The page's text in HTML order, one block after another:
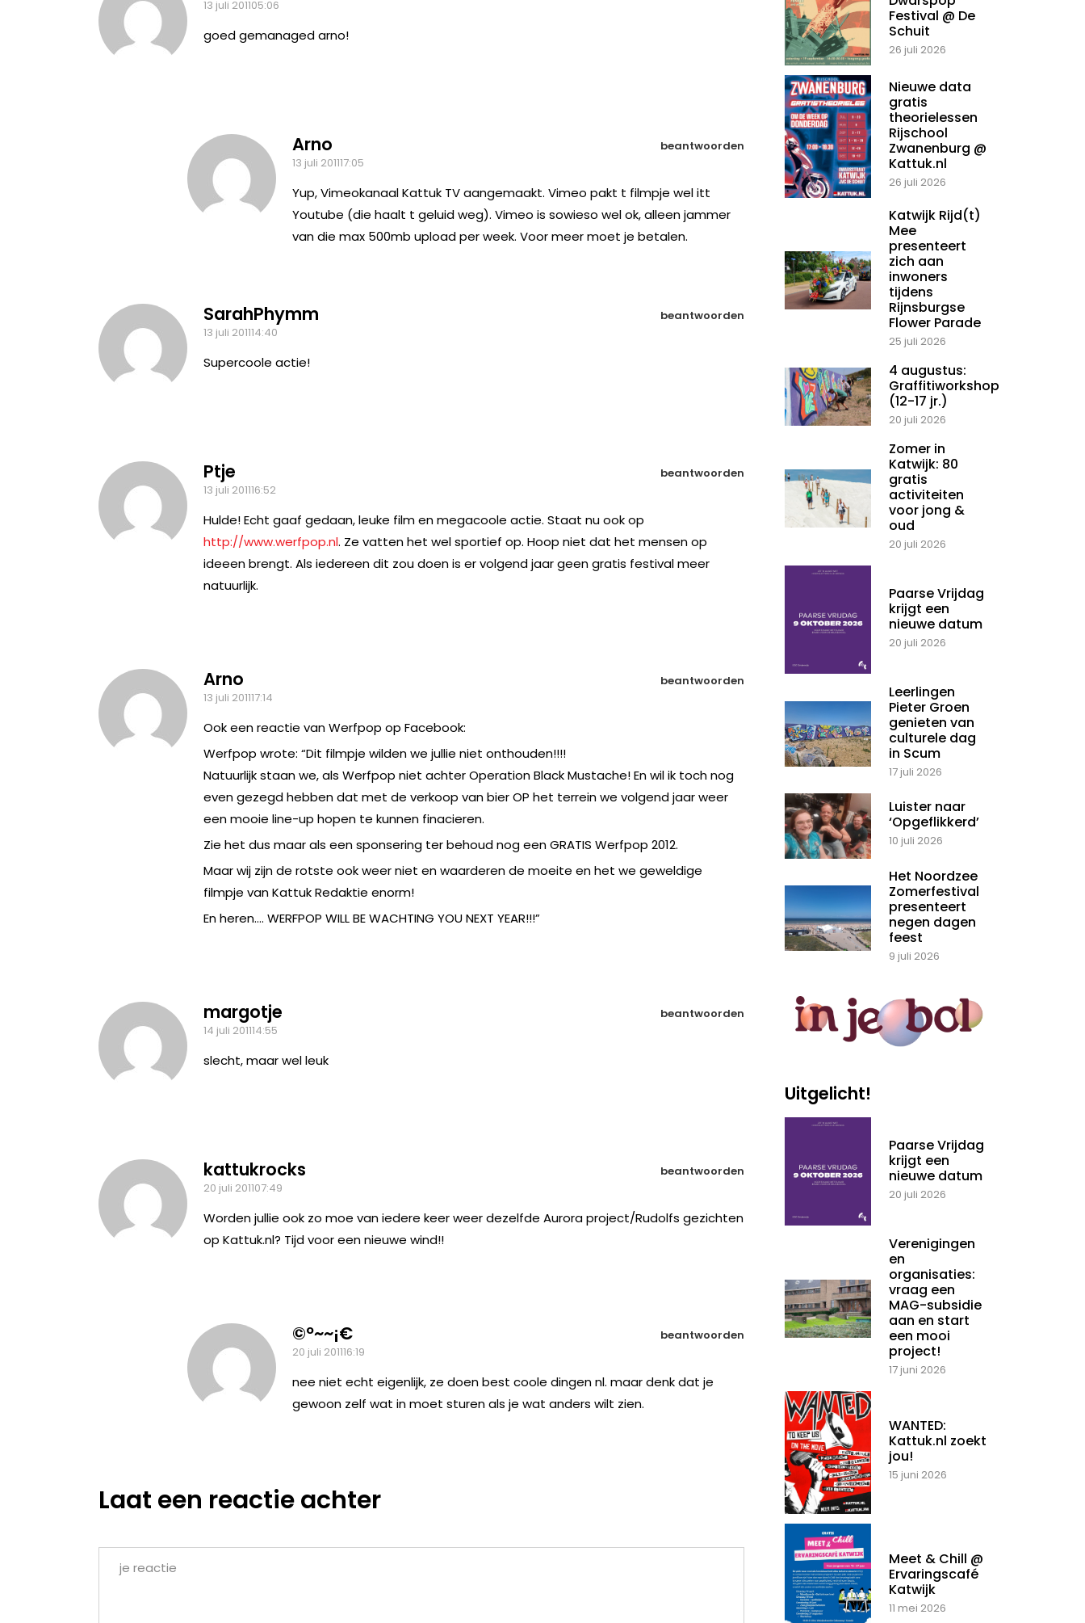
13 juli 201105:06
goed gemanaged arno!
Arno
beantwoorden
13 juli 201117:05
Yup, Vimeokanaal Kattuk TV aangemaakt. Vimeo pakt t filmpje wel itt
Youtube (die haalt t geluid weg). Vimeo is sowieso wel ok, alleen jammer
van die max 500mb upload per week. Voor meer moet je betalen.
SarahPhymm
beantwoorden
13 juli 201114:40
Supercoole actie!
Ptje
beantwoorden
13 juli 201116:52
Hulde! Echt gaaf gedaan, leuke film en megacoole actie. Staat nu ook op
http://www.werfpop.nl. Ze vatten het wel sportief op. Hoop niet dat het mensen op
ideeen brengt. Als iedereen dit zou doen is er volgend jaar geen gratis festival meer
natuurlijk.
Arno
beantwoorden
13 juli 201117:14
Ook een reactie van Werfpop op Facebook:
Werfpop wrote: “Dit filmpje wilden we jullie niet onthouden!!!!
Natuurlijk staan we, als Werfpop niet achter Operation Black Mustache! En wil ik toch nog
even gezegd hebben dat met de verkoop van bier OP het terrein we volgend jaar weer
een mooie line-up hopen te kunnen finacieren.
Zie het dus maar als een sponsering ter behoud nog een GRATIS Werfpop 2012.
Maar wij zijn de rotste ook weer niet en waarderen de moeite en het we geweldige
filmpje van Kattuk Redaktie enorm!
En heren…. WERFPOP WILL BE WACHTING YOU NEXT YEAR!!!”
margotje
beantwoorden
14 juli 201114:55
slecht, maar wel leuk
kattukrocks
beantwoorden
20 juli 201107:49
Worden jullie ook zo moe van iedere keer weer dezelfde Aurora project/Rudolfs gezichten
op Kattuk.nl? Tijd voor een nieuwe wind!!
©º~~¡€
beantwoorden
20 juli 201116:19
nee niet echt eigenlijk, ze doen best coole dingen nl. maar denk dat je
gewoon zelf wat in moet sturen als je wat anders wilt zien.
Laat een reactie achter
Festival @ De
Schuit
26 juli 2026
Nieuwe data
gratis
theorielessen
Rijschool
Zwanenburg @
Kattuk.nl
26 juli 2026
Katwijk Rijd(t)
Mee
presenteert
zich aan
inwoners
tijdens
Rijnsburgse
Flower Parade
25 juli 2026
4 augustus:
Graffitiworkshop
(12-17 jr.)
20 juli 2026
Zomer in
Katwijk: 80
gratis
activiteiten
voor jong &
oud
20 juli 2026
Paarse Vrijdag
krijgt een
nieuwe datum
20 juli 2026
Leerlingen
Pieter Groen
genieten van
culturele dag
in Scum
17 juli 2026
Luister naar
‘Opgeflikkerd’
10 juli 2026
Het Noordzee
Zomerfestival
presenteert
negen dagen
feest
9 juli 2026
Uitgelicht!
Paarse Vrijdag
krijgt een
nieuwe datum
20 juli 2026
Verenigingen
en
organisaties:
vraag een
MAG-subsidie
aan en start
een mooi
project!
17 juni 2026
WANTED:
Kattuk.nl zoekt
jou!
15 juni 2026
Meet & Chill @
Ervaringscafé
Katwijk
11 mei 2026